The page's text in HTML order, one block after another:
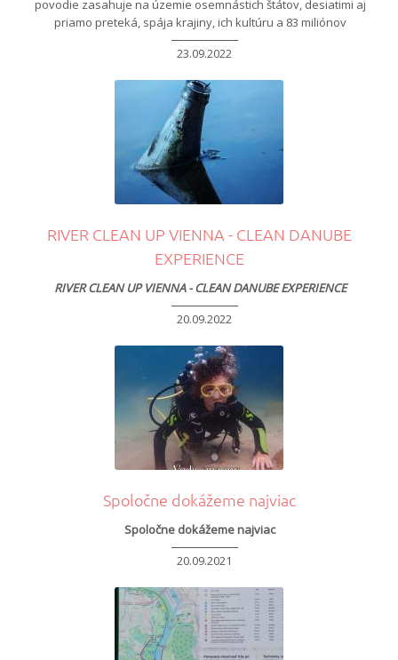
povodie zasahuje na územie osemnástich štátov, desiatimi aj
priamo preteká, spája krajiny, ich kultúru a 83 miliónov
23.09.2022
RIVER CLEAN UP VIENNA - CLEAN DANUBE
EXPERIENCE
RIVER CLEAN UP VIENNA - CLEAN DANUBE EXPERIENCE
20.09.2022
Spoločne dokážeme najviac
Spoločne dokážeme najviac
20.09.2021